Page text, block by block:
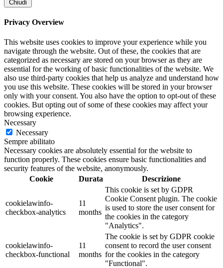
Chiudi
Privacy Overview
This website uses cookies to improve your experience while you
navigate through the website. Out of these, the cookies that are
categorized as necessary are stored on your browser as they are
essential for the working of basic functionalities of the website. We
also use third-party cookies that help us analyze and understand how
you use this website. These cookies will be stored in your browser
only with your consent. You also have the option to opt-out of these
cookies. But opting out of some of these cookies may affect your
browsing experience.
Necessary
Necessary
Sempre abilitato
Necessary cookies are absolutely essential for the website to
function properly. These cookies ensure basic functionalities and
security features of the website, anonymously.
Cookie
Durata Descrizione
cookielawinfo-
checkbox-analytics
11
months
This cookie is set by GDPR
Cookie Consent plugin. The cookie
is used to store the user consent for
the cookies in the category
"Analytics".
cookielawinfo-
checkbox-functional
11
months
The cookie is set by GDPR cookie
consent to record the user consent
for the cookies in the category
"Functional".